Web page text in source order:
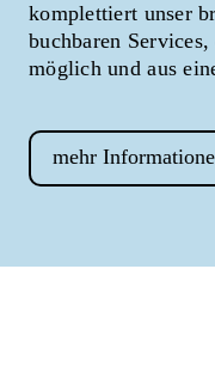
komplettiert unser
buchbaren
möglich und aus
mehr